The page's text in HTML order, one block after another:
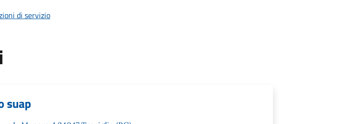
di servizio
suap